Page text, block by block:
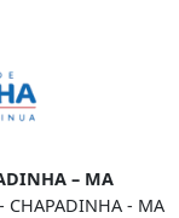
– MA
CHAPADINHA - MA